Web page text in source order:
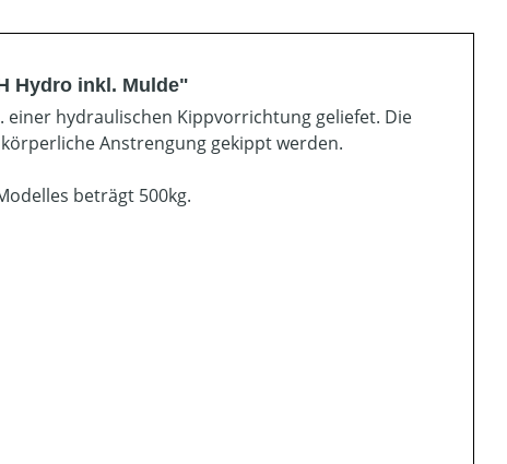
Hydro inkl. Mulde"
hydraulischen Kippvorrichtung geliefet. Die
Anstrengung gekippt werden.
beträgt 500kg.